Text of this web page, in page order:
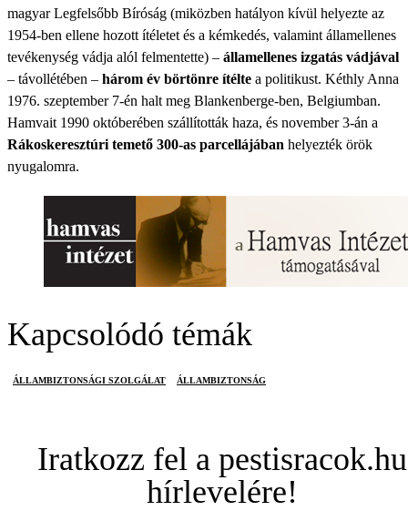
magyar Legfelsőbb Bíróság (miközben hatályon kívül helyezte az
1954-ben ellene hozott ítéletet és a kémkedés, valamint államellenes
tevékenység vádja alól felmentette) – államellenes izgatás vádjával
– távollétében – három év börtönre ítélte a politikust. Kéthly Anna
1976. szeptember 7-én halt meg Blankenberge-ben, Belgiumban.
Hamvait 1990 októberében szállították haza, és november 3-án a
Rákoskeresztúri temető 300-as parcellájában helyezték örök
nyugalomra.
Kapcsolódó témák
ÁLLAMBIZTONSÁGI SZOLGÁLAT ÁLLAMBIZTONSÁG
Iratkozz fel a pestisracok.hu
hírlevelére!